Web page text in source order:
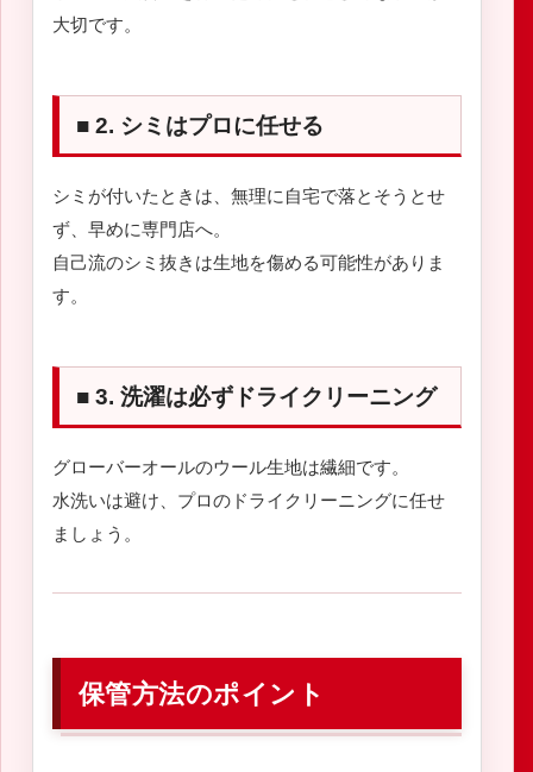
大切です。
■ 2. シミはプロに任せる
シミが付いたときは、無理に自宅で落とそうとせ
ず、早めに専門店へ。
自己流のシミ抜きは生地を傷める可能性がありま
す。
■ 3. 洗濯は必ずドライクリーニング
グローバーオールのウール生地は繊細です。
水洗いは避け、プロのドライクリーニングに任せ
ましょう。
保管方法のポイント